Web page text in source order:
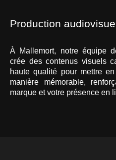
Production
À Mallemort, notre équipe
crée des contenus visuels
haute qualité pour mettre
manière mémorable,
marque et votre présence en